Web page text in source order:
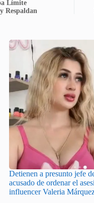
Límite
Respaldan
Detienen a presunto jefe
acusado de ordenar el
influencer Valeria